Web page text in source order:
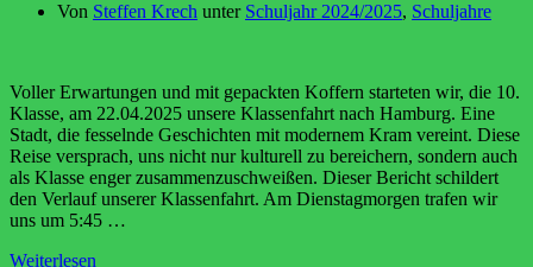
Von Steffen Krech unter Schuljahr 2024/2025, Schuljahre
Voller Erwartungen und mit gepackten Koffern starteten wir, die 10.
Klasse, am 22.04.2025 unsere Klassenfahrt nach Hamburg. Eine
Stadt, die fesselnde Geschichten mit modernem Kram vereint. Diese
Reise versprach, uns nicht nur kulturell zu bereichern, sondern auch
als Klasse enger zusammenzuschweißen. Dieser Bericht schildert
den Verlauf unserer Klassenfahrt. Am Dienstagmorgen trafen wir
uns um 5:45 …
Weiterlesen